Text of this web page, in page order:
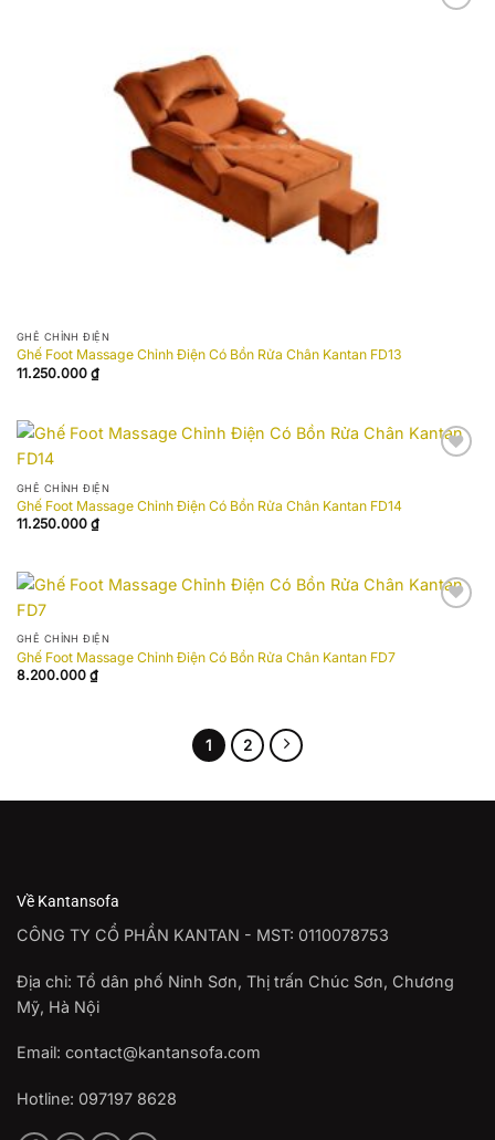
GHẾ CHỈNH ĐIỆN
Ghế Foot Massage Chỉnh Điện Có Bồn Rửa Chân Kantan FD13
11.250.000 ₫
GHẾ CHỈNH ĐIỆN
Ghế Foot Massage Chỉnh Điện Có Bồn Rửa Chân Kantan FD14
11.250.000 ₫
GHẾ CHỈNH ĐIỆN
Ghế Foot Massage Chỉnh Điện Có Bồn Rửa Chân Kantan FD7
8.200.000 ₫
1 2
Về Kantansofa
CÔNG TY CỔ PHẦN KANTAN - MST: 0110078753
Địa chỉ: Tổ dân phố Ninh Sơn, Thị trấn Chúc Sơn, Chương
Mỹ, Hà Nội
Email: contact@kantansofa.com
Hotline: 097197 8628